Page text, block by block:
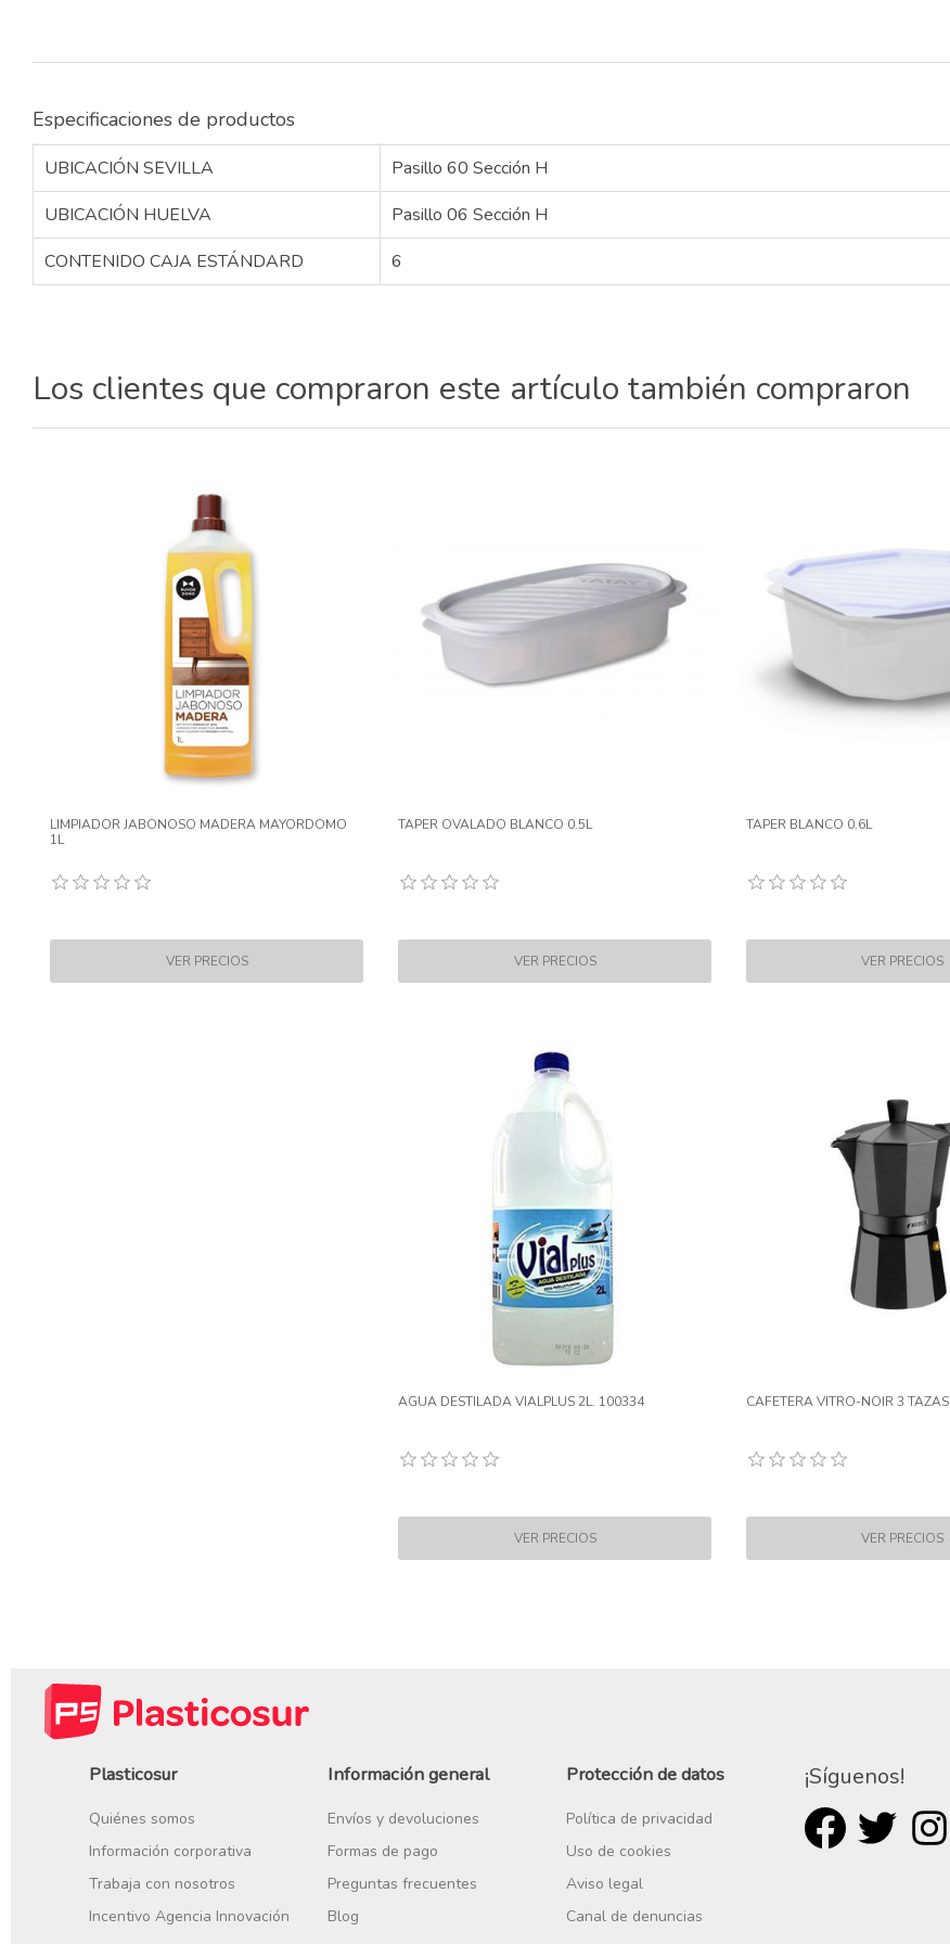
Especificaciones de productos
UBICACIÓN SEVILLA
Pasillo 60 Sección H
UBICACIÓN HUELVA
Pasillo 06 Sección H
CONTENIDO CAJA ESTÁNDARD
6
Los clientes que compraron este artículo también compraron
LIMPIADOR JABONOSO MADERA MAYORDOMO
1L
TAPER OVALADO BLANCO 0.5L TAPER BLANCO 0.6L
AGUA DESTILADA VIALPLUS 2L. 100334 CAFETERA VITRO-NOIR 3 TAZAS
Plasticosur
Quiénes somos
Información corporativa
Trabaja con nosotros
Incentivo Agencia Innovación
Información general
Envíos y devoluciones
Formas de pago
Preguntas frecuentes
Blog
Protección de datos
Política de privacidad
Uso de cookies
Aviso legal
Canal de denuncias
¡Síguenos!